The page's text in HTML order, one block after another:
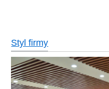
Styl firmy